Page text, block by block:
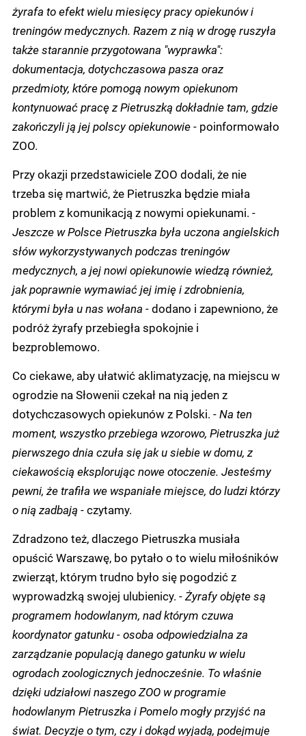
żyrafa to efekt wielu miesięcy pracy opiekunów i
treningów medycznych. Razem z nią w drogę ruszyła
także starannie przygotowana "wyprawka":
dokumentacja, dotychczasowa pasza oraz
przedmioty, które pomogą nowym opiekunom
kontynuować pracę z Pietruszką dokładnie tam, gdzie
zakończyli ją jej polscy opiekunowie- poinformowało
ZOO.
Przy okazji przedstawiciele ZOO dodali, że nie
trzeba się martwić, że Pietruszka będzie miała
problem z komunikacją z nowymi opiekunami. -
Jeszcze w Polsce Pietruszka była uczona angielskich
słów wykorzystywanych podczas treningów
medycznych, a jej nowi opiekunowie wiedzą również,
jak poprawnie wymawiać jej imię i zdrobnienia,
którymi była u nas wołana - dodano i zapewniono, że
podróż żyrafy przebiegła spokojnie i
bezproblemowo.
Co ciekawe, aby ułatwić aklimatyzację, na miejscu w
ogrodzie na Słowenii czekał na nią jeden z
dotychczasowych opiekunów z Polski. -Na ten
moment, wszystko przebiega wzorowo, Pietruszka już
pierwszego dnia czuła się jak u siebie w domu, z
ciekawością eksplorując nowe otoczenie. Jesteśmy
pewni, że trafiła we wspaniałe miejsce, do ludzi którzy
o nią zadbają - czytamy.
Zdradzono też, dlaczego Pietruszka musiała
opuścić Warszawę, bo pytało o to wielu miłośników
zwierząt, którym trudno było się pogodzić z
wyprowadzką swojej ulubienicy. -Żyrafy objęte są
programem hodowlanym, nad którym czuwa
koordynator gatunku - osoba odpowiedzialna za
zarządzanie populacją danego gatunku w wielu
ogrodach zoologicznych jednocześnie. To właśnie
dzięki udziałowi naszego ZOO w programie
hodowlanym Pietruszka i Pomelo mogły przyjść na
świat. Decyzje o tym, czy i dokąd wyjadą, podejmuje